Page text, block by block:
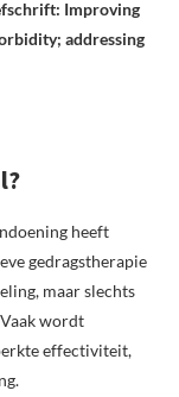
Improving
addressing
heeft
gedragstherapie
maar slechts
wordt
effectiviteit,